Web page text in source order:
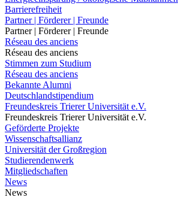
Barrierefreiheit
Partner | Förderer | Freunde
Partner | Förderer | Freunde
Réseau des anciens
Réseau des anciens
Stimmen zum Studium
Réseau des anciens
Bekannte Alumni
Deutschlandstipendium
Freundeskreis Trierer Universität e.V.
Freundeskreis Trierer Universität e.V.
Geförderte Projekte
Wissenschaftsallianz
Universität der Großregion
Studierendenwerk
Mitgliedschaften
News
News